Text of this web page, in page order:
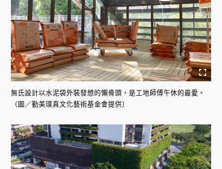
無氏設計以水泥袋外裝發想的懶骨頭，是工地師傅午休的最愛。
（圖／勤美璞真文化藝術基金會提供）